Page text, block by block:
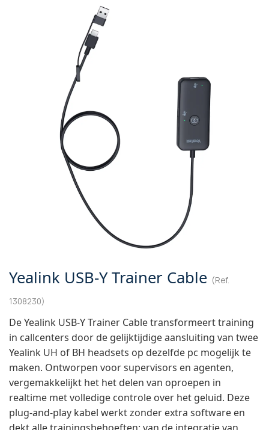
Yealink USB‑Y Trainer Cable (Ref.
1308230)
De Yealink USB-Y Trainer Cable transformeert training
in callcenters door de gelijktijdige aansluiting van twee
Yealink UH of BH headsets op dezelfde pc mogelijk te
maken. Ontworpen voor supervisors en agenten,
vergemakkelijkt het het delen van oproepen in
realtime met volledige controle over het geluid. Deze
plug-and-play kabel werkt zonder extra software en